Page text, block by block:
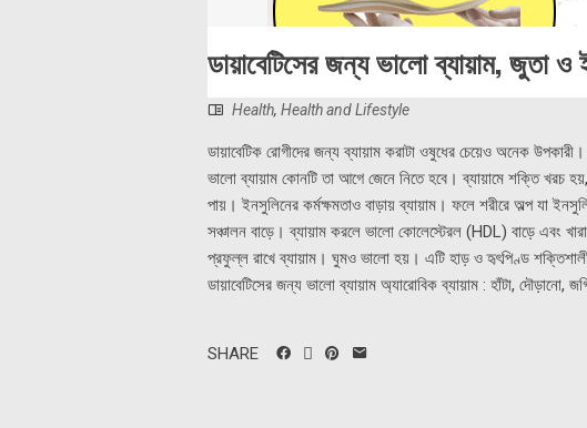
ডায়াবেটিসের জন্য ভালো ব্যায়াম, জুতা ও
Health, Health and Lifestyle
ডায়াবেটিক রোগীদের জন্য ব্যায়াম করাটা ওষুধের চেয়েও অনেক
ভালো ব্যায়াম কোনটি তা আগে জেনে নিতে হবে। ব্যায়ামে শক্তি খরচ
পায়। ইনসুলিনের কর্মক্ষমতাও বাড়ায় ব্যায়াম। ফলে শরীরে অল্প যা
সঞ্চালন বাড়ে। ব্যায়াম করলে ভালো কোলেস্টেরল (HDL) বাড়ে এবং
প্রফুল্ল রাখে ব্যায়াম। ঘুমও ভালো হয়। এটি হাড় ও হৃৎপিণ্ড
ডায়াবেটিসের জন্য ভালো ব্যায়াম অ্যারোবিক ব্যায়াম : হাঁটা, দৌড়ানো,
SHARE